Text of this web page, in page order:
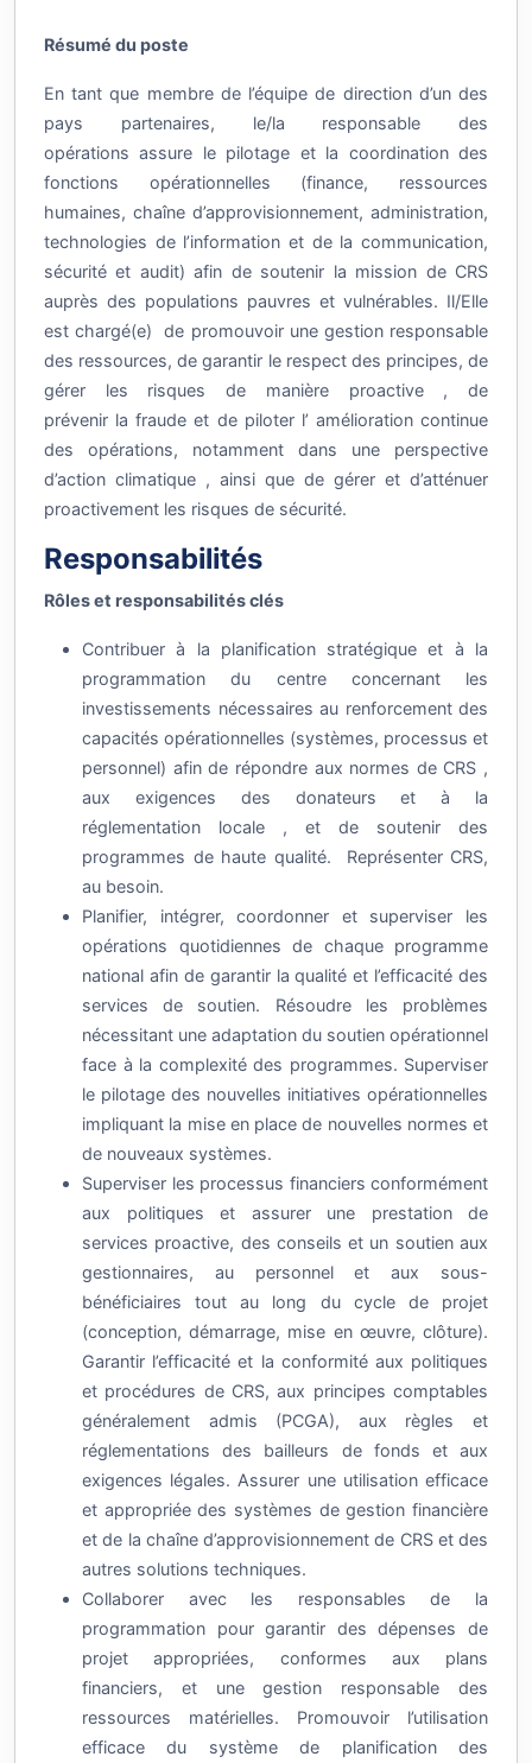
Résumé du poste
En tant que membre de l’équipe de direction d’un des
pays partenaires, le/la responsable des
opérations assure le pilotage et la coordination des
fonctions opérationnelles (finance, ressources
humaines, chaîne d’approvisionnement, administration,
technologies de l’information et de la communication,
sécurité et audit) afin de soutenir la mission de CRS
auprès des populations pauvres et vulnérables. Il/Elle
est chargé(e) de promouvoir une gestion responsable
des ressources, de garantir le respect des principes, de
gérer les risques de manière proactive , de
prévenir la fraude et de piloter l’ amélioration continue
des opérations, notamment dans une perspective
d’action climatique , ainsi que de gérer et d’atténuer
proactivement les risques de sécurité.
Responsabilités
Rôles et responsabilités clés
Contribuer à la planification stratégique et à la
programmation du centre concernant les
investissements nécessaires au renforcement des
capacités opérationnelles (systèmes, processus et
personnel) afin de répondre aux normes de CRS ,
aux exigences des donateurs et à la
réglementation locale , et de soutenir des
programmes de haute qualité. Représenter CRS,
au besoin.
Planifier, intégrer, coordonner et superviser les
opérations quotidiennes de chaque programme
national afin de garantir la qualité et l’efficacité des
services de soutien. Résoudre les problèmes
nécessitant une adaptation du soutien opérationnel
face à la complexité des programmes. Superviser
le pilotage des nouvelles initiatives opérationnelles
impliquant la mise en place de nouvelles normes et
de nouveaux systèmes.
Superviser les processus financiers conformément
aux politiques et assurer une prestation de
services proactive, des conseils et un soutien aux
gestionnaires, au personnel et aux sous-
bénéficiaires tout au long du cycle de projet
(conception, démarrage, mise en œuvre, clôture).
Garantir l’efficacité et la conformité aux politiques
et procédures de CRS, aux principes comptables
généralement admis (PCGA), aux règles et
réglementations des bailleurs de fonds et aux
exigences légales. Assurer une utilisation efficace
et appropriée des systèmes de gestion financière
et de la chaîne d’approvisionnement de CRS et des
autres solutions techniques.
Collaborer avec les responsables de la
programmation pour garantir des dépenses de
projet appropriées, conformes aux plans
financiers, et une gestion responsable des
ressources matérielles. Promouvoir l’utilisation
efficace du système de planification des